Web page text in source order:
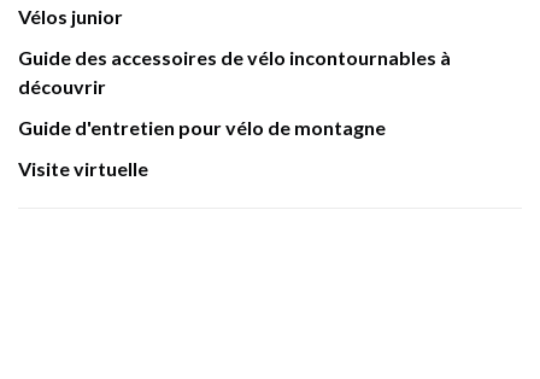
Vélos junior
Guide des accessoires de vélo incontournables à
découvrir
Guide d'entretien pour vélo de montagne
Visite virtuelle